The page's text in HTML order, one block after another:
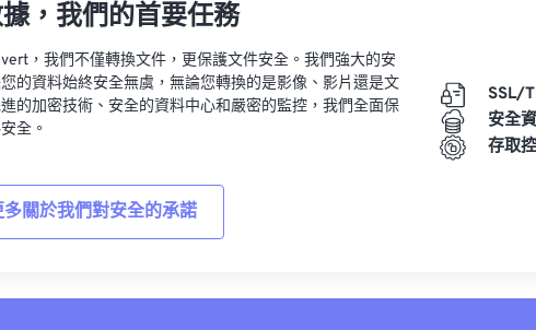
，我們的首要任務
，我們不僅轉換文件，更保護文件安全。我們強大的安
的資料始終安全無虞，無論您轉換的是影像、影片還是文
的加密技術、安全的資料中心和嚴密的監控，我們全面保
全。
多關於我們對安全的承諾
SSL/
安全
存取